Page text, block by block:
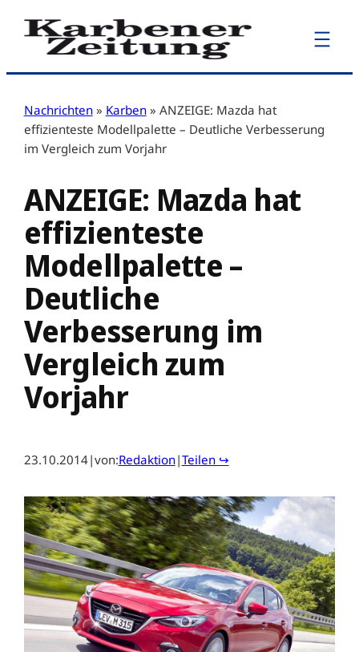
Zum
Inhalt
Nachrichten » Karben » ANZEIGE: Mazda hat
effizienteste Modellpalette – Deutliche Verbesserung
im Vergleich zum Vorjahr
ANZEIGE: Mazda hat
effizienteste
Modellpalette –
Deutliche
Verbesserung im
Vergleich zum
Vorjahr
23.10.2014|von:Redaktion|Teilen ↪